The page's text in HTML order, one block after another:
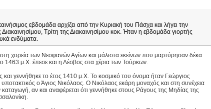
εβδομάδα αρχίζει από την Κυριακή του Πάσχα και λήγει την
Τρίτη της Διακαινησίμου κοκ. Ήταν η εβδομάδα γιορτής
ενδύματα.
χορεία των Νεοφανών Αγίων και μάλιστα εκείνων που μαρτύρησαν δέκα
1463 μ.Χ. έπεσε και η Λέσβος στα χέρια των Τούρκων.
γεννήθηκε το έτος 1410 μ.Χ. Το κοσμικό του όνομα ήταν Γεώργιος
ο Άγιος Νικόλαος. Ο Νικόλαος εκάρη μοναχός και στη συνέχεια
αν και αναφέρεται ότι γεννήθηκε στους Ράγους της Μηδίας της